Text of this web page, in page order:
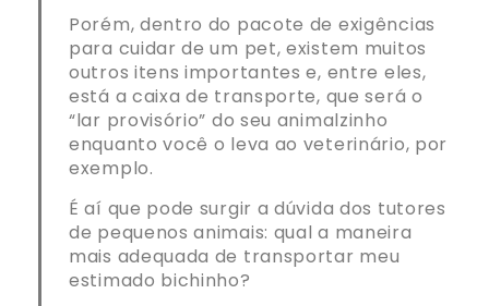
Porém, dentro do pacote de exigências
para cuidar de um pet, existem muitos
outros itens importantes e, entre eles,
está a caixa de transporte, que será o
“lar provisório” do seu animalzinho
enquanto você o leva ao veterinário, por
exemplo.
É aí que pode surgir a dúvida dos tutores
de pequenos animais: qual a maneira
mais adequada de transportar meu
estimado bichinho?